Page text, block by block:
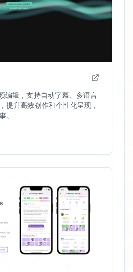
编辑，支持自动字幕、多语言
提升高效创作和个性化呈现，
。